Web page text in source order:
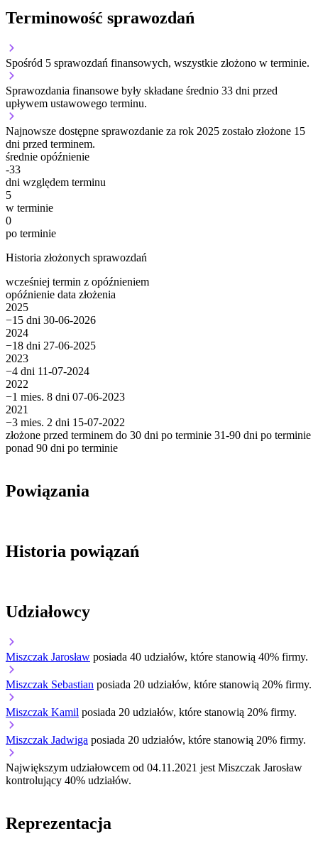
Terminowość sprawozdań
Spośród 5 sprawozdań finansowych, wszystkie złożono w terminie.
Sprawozdania finansowe były składane średnio 33 dni przed
upływem ustawowego terminu.
Najnowsze dostępne sprawozdanie za rok 2025 zostało złożone 15
dni przed terminem.
średnie opóźnienie
-33
dni względem terminu
5
w terminie
0
po terminie
Historia złożonych sprawozdań
wcześniej termin z opóźnieniem
opóźnienie data złożenia
2025
−15 dni 30-06-2026
2024
−18 dni 27-06-2025
2023
−4 dni 11-07-2024
2022
−1 mies. 8 dni 07-06-2023
2021
−3 mies. 2 dni 15-07-2022
złożone przed terminem do 30 dni po terminie 31-90 dni po terminie
ponad 90 dni po terminie
Powiązania
Historia powiązań
Udziałowcy
Miszczak Jarosław posiada 40 udziałów, które stanowią 40% firmy.
Miszczak Sebastian posiada 20 udziałów, które stanowią 20% firmy.
Miszczak Kamil posiada 20 udziałów, które stanowią 20% firmy.
Miszczak Jadwiga posiada 20 udziałów, które stanowią 20% firmy.
Największym udziałowcem od 04.11.2021 jest Miszczak Jarosław
kontrolujący 40% udziałów.
Reprezentacja